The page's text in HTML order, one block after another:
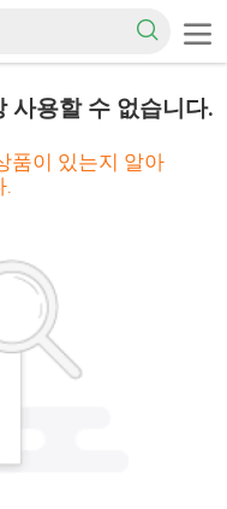
사용할 수 없습니다.
품이 있는지 알아
.